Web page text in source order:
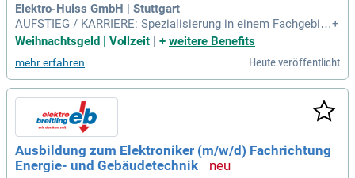
Elektro-Huiss GmbH | Stuttgart
AUFSTIEG / KARRIERE: Spezialisierung in einem Fachgebie
t; Bauleitende*r Obermonteur*in; Technische*r Fachwirt*in;
Meister*in / Bachelor Professional; Betriebswirt*in HWK / M
aster Professional.
+
Weihnachtsgeld | Vollzeit | + weitere Benefits
mehr erfahren Heute veröffentlicht
Ausbildung zum Elektroniker (m/w/d) Fachrichtung
Energie- und Gebäudetechnik